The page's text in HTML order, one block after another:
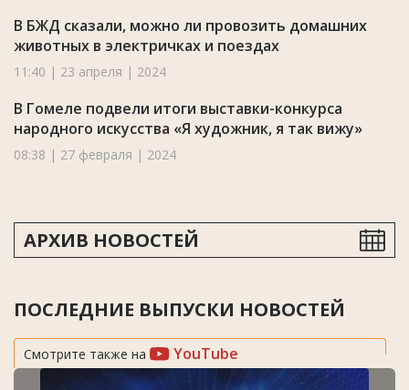
В БЖД сказали, можно ли провозить домашних
животных в электричках и поездах
11:40 | 23 апреля | 2024
В Гомеле подвели итоги выставки-конкурса
народного искусства «Я художник, я так вижу»
08:38 | 27 февраля | 2024
АРХИВ НОВОСТЕЙ
ПОСЛЕДНИЕ ВЫПУСКИ НОВОСТЕЙ
Смотрите также на YouTube